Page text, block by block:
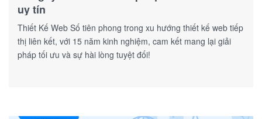
uy tín
Thiết Kế Web Số tiên phong trong xu hướng thiết kế web tiếp
thị liên kết, với 15 năm kinh nghiệm, cam kết mang lại giải
pháp tối ưu và sự hài lòng tuyệt đối!